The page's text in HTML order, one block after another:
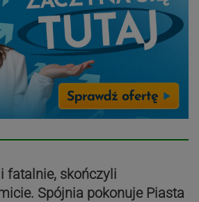
fatalnie, skończyli
Spójnia pokonuje Piasta